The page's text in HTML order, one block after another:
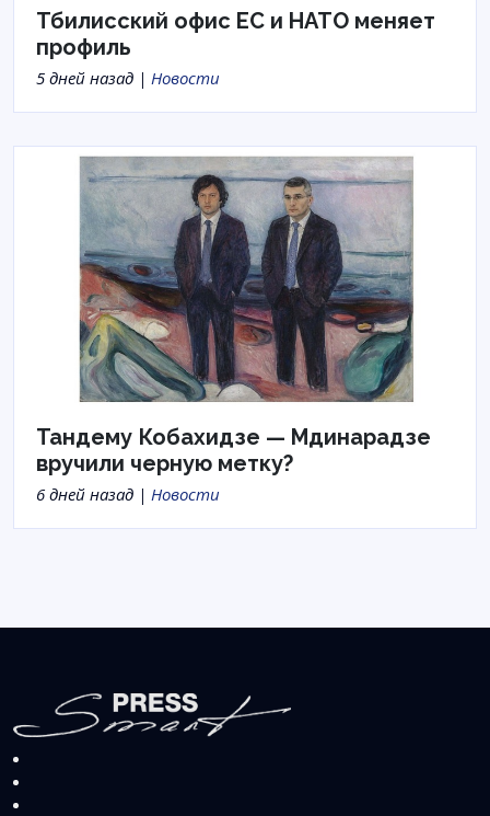
Тбилисский офис ЕС и НАТО меняет
профиль
5 дней назад | Новости
Тандему Кобахидзе — Мдинарадзе
вручили черную метку?
6 дней назад | Новости